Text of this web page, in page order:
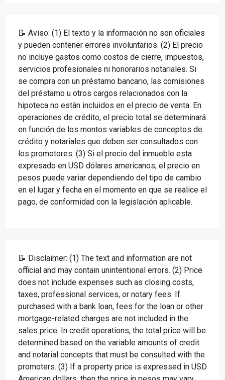
📝 Aviso: (1) El texto y la información no son oficiales
y pueden contener errores involuntarios. (2) El precio
no incluye gastos como costos de cierre, impuestos,
servicios profesionales ni honorarios notariales. Si
se compra con un préstamo bancario, las comisiones
del préstamo u otros cargos relacionados con la
hipoteca no están incluidos en el precio de venta. En
operaciones de crédito, el precio total se determinará
en función de los montos variables de conceptos de
crédito y notariales que deben ser consultados con
los promotores. (3) Si el precio del inmueble esta
expresado en USD dólares americanos, el precio en
pesos puede variar dependiendo del tipo de cambio
en el lugar y fecha en el momento en que se realice el
pago, de conformidad con la legislación aplicable.
📝 Disclaimer: (1) The text and information are not
official and may contain unintentional errors. (2) Price
does not include expenses such as closing costs,
taxes, professional services, or notary fees. If
purchased with a bank loan, fees for the loan or other
mortgage-related charges are not included in the
sales price. In credit operations, the total price will be
determined based on the variable amounts of credit
and notarial concepts that must be consulted with the
promoters. (3) If a property price is expressed in USD